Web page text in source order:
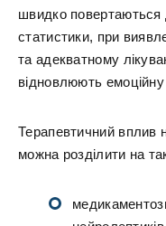
швидко повертаються
статистики, при
та адекватному
відновлюють емоційну
Терапевтичний вплив
можна розділити на